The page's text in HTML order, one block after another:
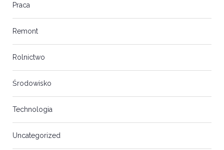
Praca
Remont
Rolnictwo
Środowisko
Technologia
Uncategorized